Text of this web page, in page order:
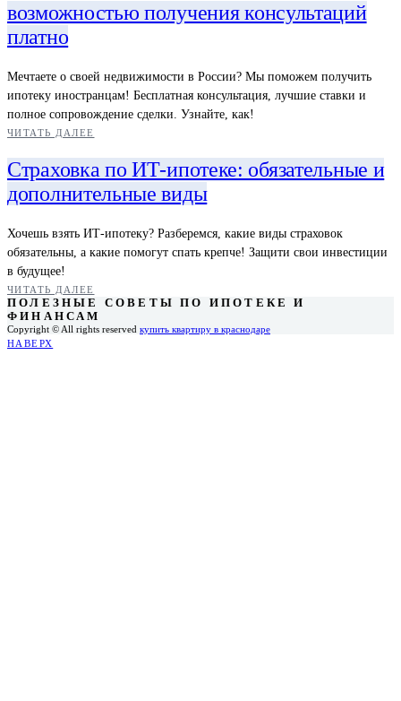
возможностью получения консультаций
платно
Мечтаете о своей недвижимости в России? Мы поможем получить
ипотеку иностранцам! Бесплатная консультация, лучшие ставки и
полное сопровождение сделки. Узнайте, как!
ЧИТАТЬ ДАЛЕЕ
Страховка по ИТ-ипотеке: обязательные и
дополнительные виды
Хочешь взять ИТ-ипотеку? Разберемся, какие виды страховок
обязательны, а какие помогут спать крепче! Защити свои инвестиции
в будущее!
ЧИТАТЬ ДАЛЕЕ
ПОЛЕЗНЫЕ СОВЕТЫ ПО ИПОТЕКЕ И
ФИНАНСАМ
Copyright © All rights reserved купить квартиру в краснодаре
НАВЕРХ